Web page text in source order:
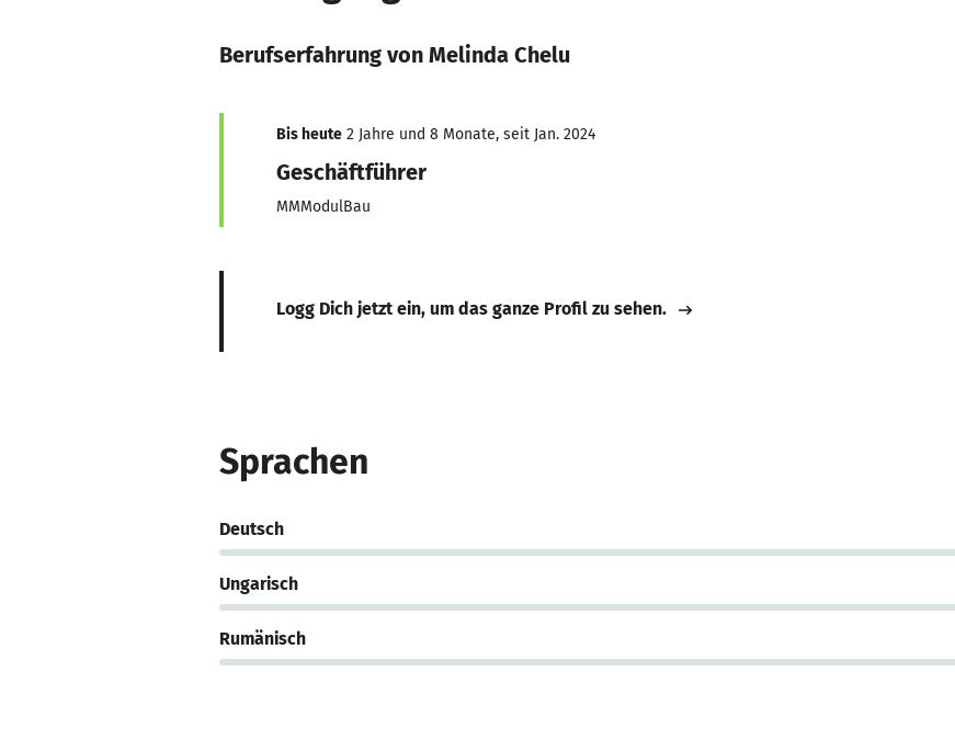
Berufserfahrung von Melinda Chelu
Bis heute 2 Jahre und 8 Monate, seit Jan. 2024
Geschäftführer
MMModulBau
Logg Dich jetzt ein, um das ganze Profil zu sehen.
Sprachen
Deutsch
Ungarisch
Rumänisch